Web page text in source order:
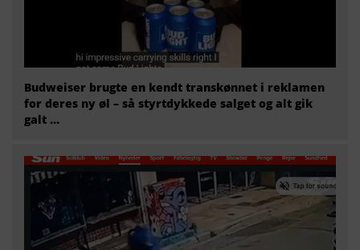
Budweiser brugte en kendt transkønnet i reklamen
for deres ny øl – så styrtdykkede salget og alt gik
galt …